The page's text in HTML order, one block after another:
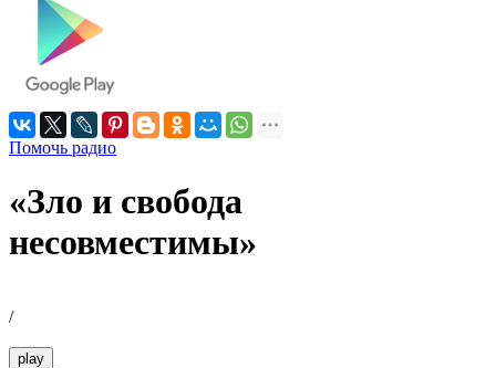
Помочь радио
«Зло и свобода
несовместимы»
/
play